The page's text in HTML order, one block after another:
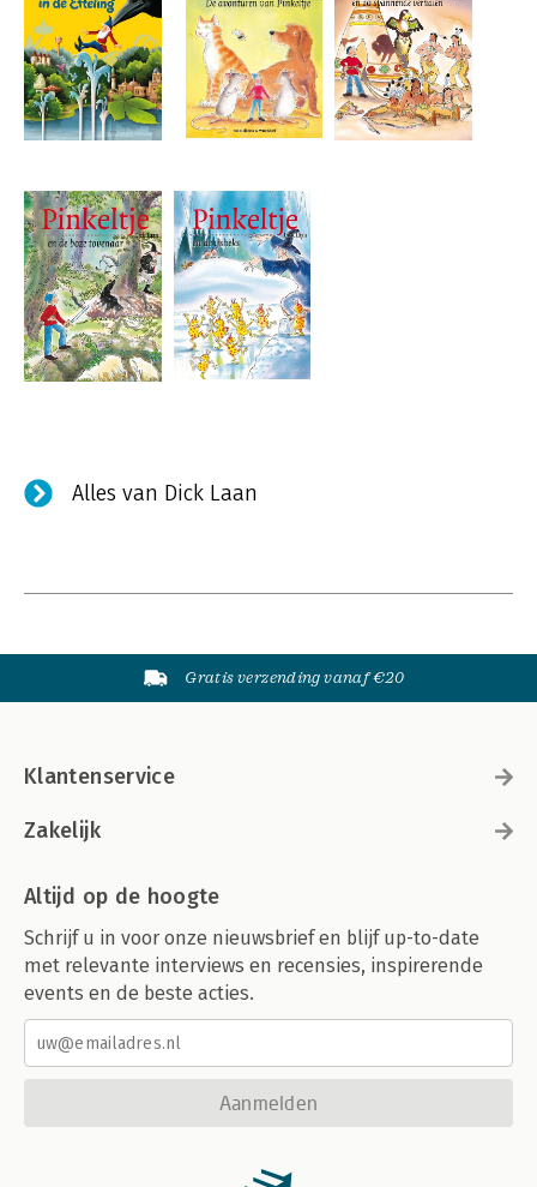
Alles van Dick Laan
Gratis verzending vanaf €20
Klantenservice
Zakelijk
Altijd op de hoogte
Schrijf u in voor onze nieuwsbrief en blijf up-to-date
met relevante interviews en recensies, inspirerende
events en de beste acties.
Aanmelden